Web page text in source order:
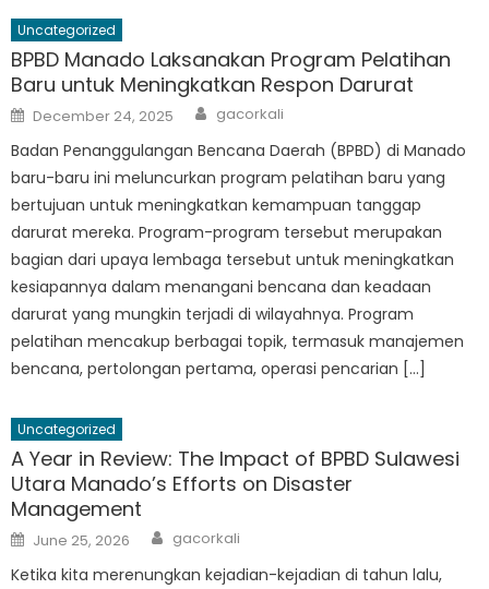
Uncategorized
BPBD Manado Laksanakan Program Pelatihan
Baru untuk Meningkatkan Respon Darurat
Posted
on
December 24, 2025 Author
gacorkali
Badan Penanggulangan Bencana Daerah (BPBD) di Manado
baru-baru ini meluncurkan program pelatihan baru yang
bertujuan untuk meningkatkan kemampuan tanggap
darurat mereka. Program-program tersebut merupakan
bagian dari upaya lembaga tersebut untuk meningkatkan
kesiapannya dalam menangani bencana dan keadaan
darurat yang mungkin terjadi di wilayahnya. Program
pelatihan mencakup berbagai topik, termasuk manajemen
bencana, pertolongan pertama, operasi pencarian […]
Uncategorized
A Year in Review: The Impact of BPBD Sulawesi
Utara Manado’s Efforts on Disaster
Management
Posted
on
June 25, 2026 Author
gacorkali
Ketika kita merenungkan kejadian-kejadian di tahun lalu,